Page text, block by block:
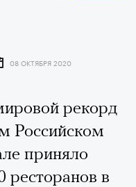
08 ОКТЯБРЯ 2020
рекорд
Российском
приняло
ресторанов в